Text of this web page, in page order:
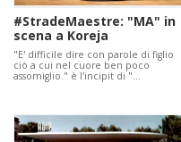
#StradeMaestre: "MA" in
scena a Koreja
"E' difficile dire con parole di figlio
ciò a cui nel cuore ben poco
assomiglio." è l'incipit di "…